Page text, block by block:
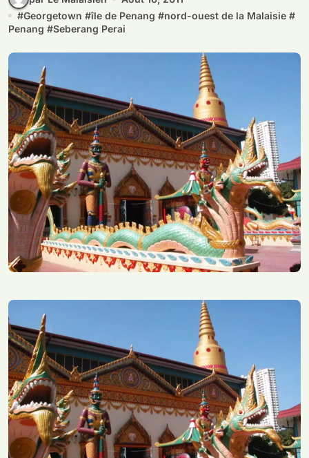
#Georgetown #île de Penang #nord-ouest de la Malaisie #
Penang #Seberang Perai